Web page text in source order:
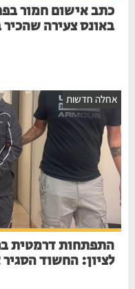
כתב אישום חמור
באונס צעירה שהכיר
אחלה חדשות
התפתחות דרמטית
לציון: החשוד